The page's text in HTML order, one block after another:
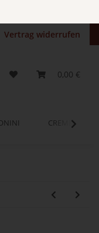
Vertrag widerrufen
0,00 €
CREMEO